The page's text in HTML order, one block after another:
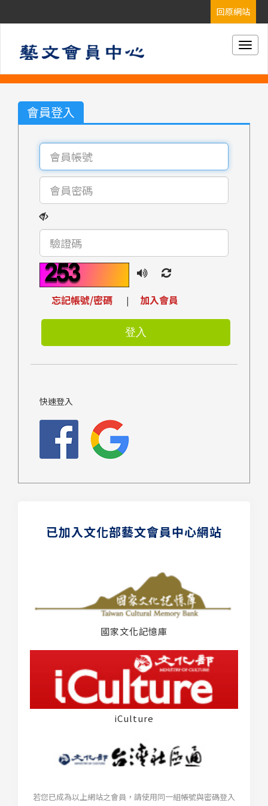
會員登入
忘記帳號/密碼 | 加入會員
快速登入
已加入文化部藝文會員中心網站
國家文化記憶庫
iCulture
若您已成為以上網站之會員，請使用同一組帳號與密碼登入